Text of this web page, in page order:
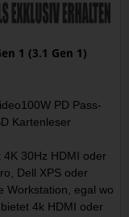
1 (3.1 Gen 1)
PD Pass-
Kartenleser
30Hz HDMI oder
Dell XPS oder
Workstation, egal wo
4k HDMI oder